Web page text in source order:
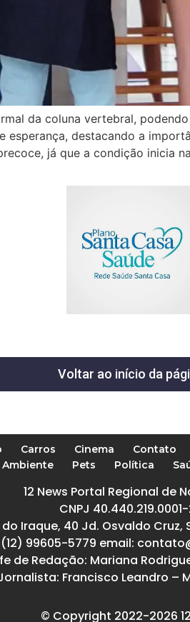
da coluna vertebral,
destacando a
já que a condição inicia
Voltar ao início da
Carros Cinema Contato
Ambiente Pets Política
12 News Portal Regional de
CNPJ
Iraque, 40 Jd. Osvaldo Cruz,
99605-5779 email:
de Redação: Mariana
Francisco Leandro –
© Copyright 2022-2026